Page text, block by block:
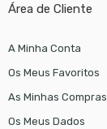
Área de Cliente
A Minha Conta
Os Meus Favoritos
As Minhas Compras
Os Meus Dados